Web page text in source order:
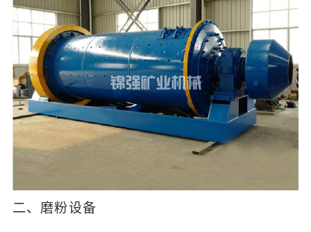
二、磨粉设备